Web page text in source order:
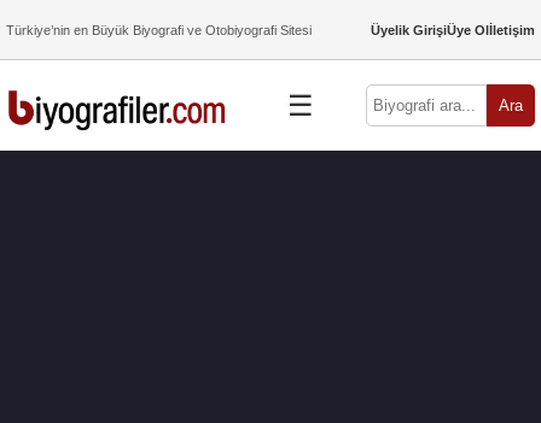
Türkiye’nin en Büyük Biyografi ve Otobiyografi Sitesi Üyelik GirişiÜye Olİletişim
☰ Ara